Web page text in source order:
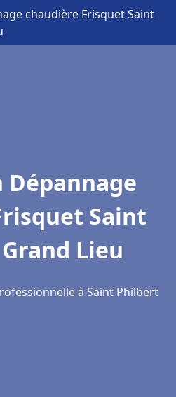
chaudière Frisquet Saint
Saint
Lieu
à Saint Philbert